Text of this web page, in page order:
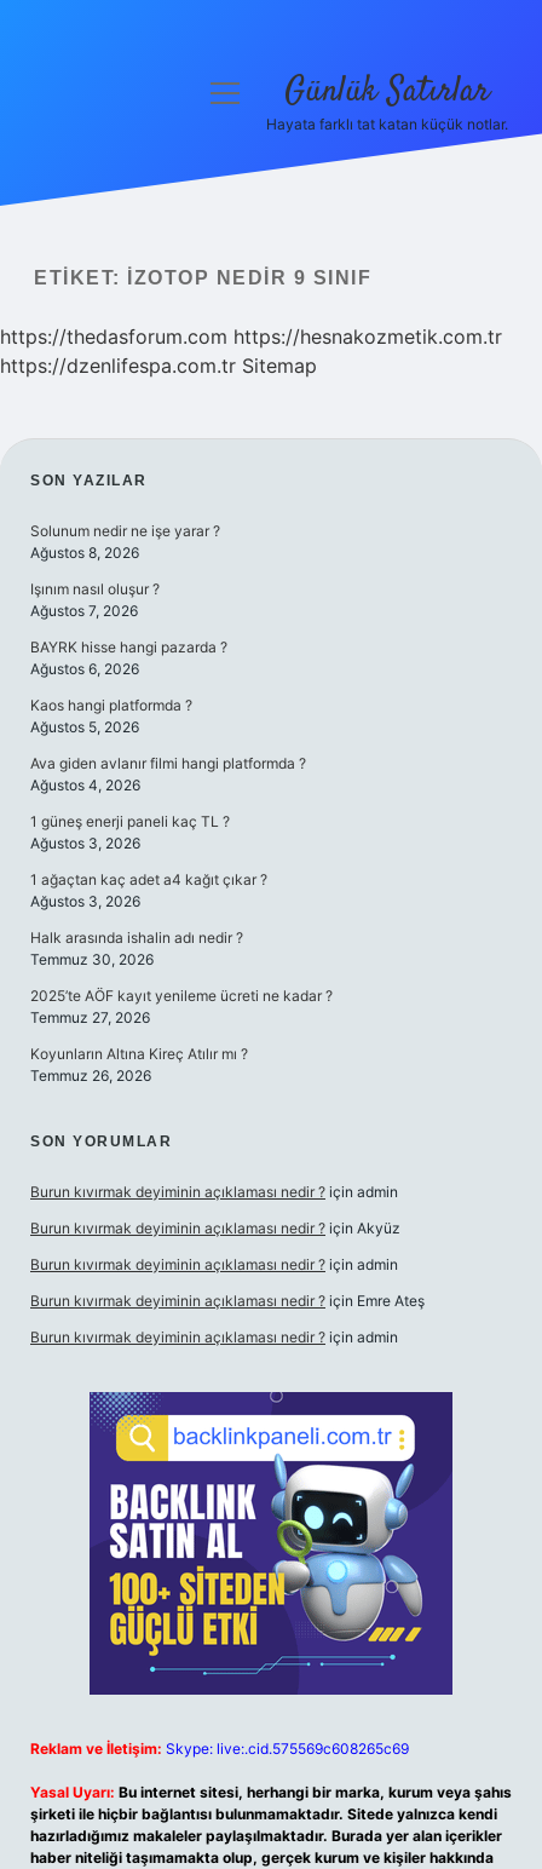
Yasal Uyarı
Hakkımızda
menüyü Günlük Satırlar
Hayata farklı tat katan küçük notlar.
ETIKET: İZOTOP NEDIR 9 SINIF
https://thedasforum.com https://hesnakozmetik.com.tr
https://dzenlifespa.com.tr Sitemap
SIDEBAR
SON YAZILAR
Solunum nedir ne işe yarar ?
Ağustos 8, 2026
Işınım nasıl oluşur ?
Ağustos 7, 2026
BAYRK hisse hangi pazarda ?
Ağustos 6, 2026
Kaos hangi platformda ?
Ağustos 5, 2026
Ava giden avlanır filmi hangi platformda ?
Ağustos 4, 2026
1 güneş enerji paneli kaç TL ?
Ağustos 3, 2026
1 ağaçtan kaç adet a4 kağıt çıkar ?
Ağustos 3, 2026
Halk arasında ishalin adı nedir ?
Temmuz 30, 2026
2025’te AÖF kayıt yenileme ücreti ne kadar ?
Temmuz 27, 2026
Koyunların Altına Kireç Atılır mı ?
Temmuz 26, 2026
SON YORUMLAR
Burun kıvırmak deyiminin açıklaması nedir ? için admin
Burun kıvırmak deyiminin açıklaması nedir ? için Akyüz
Burun kıvırmak deyiminin açıklaması nedir ? için admin
Burun kıvırmak deyiminin açıklaması nedir ? için Emre Ateş
Burun kıvırmak deyiminin açıklaması nedir ? için admin
Reklam ve İletişim: Skype: live:.cid.575569c608265c69
Yasal Uyarı: Bu internet sitesi, herhangi bir marka, kurum veya şahıs
şirketi ile hiçbir bağlantısı bulunmamaktadır. Sitede yalnızca kendi
hazırladığımız makaleler paylaşılmaktadır. Burada yer alan içerikler
haber niteliği taşımamakta olup, gerçek kurum ve kişiler hakkında